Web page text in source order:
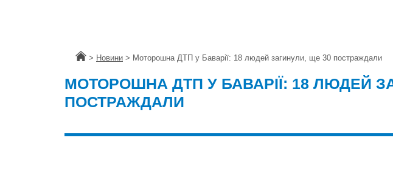
Головна
> Новини > Моторошна ДТП у Баварії: 18 людей загинули, ще 30 постраждали
МОТОРОШНА ДТП У БАВАРІЇ: 18 ЛЮДЕЙ
ПОСТРАЖДАЛИ